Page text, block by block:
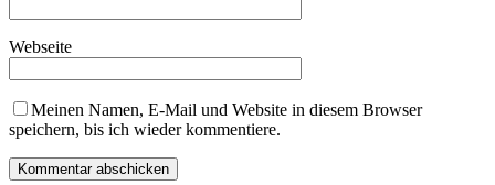
Webseite
Meinen Namen, E-Mail und Website in diesem Browser
speichern, bis ich wieder kommentiere.